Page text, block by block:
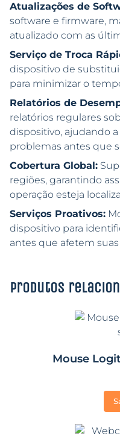
Atualizações de
software e firmware,
atualizado com as
Serviço de Troca
dispositivo de
para minimizar o
Relatórios de
relatórios regulares
dispositivo, ajudando
problemas antes que
Cobertura Global:
regiões, garantindo
operação esteja
Serviços Proativos:
dispositivo para
antes que afetem
Produtos
Mouse